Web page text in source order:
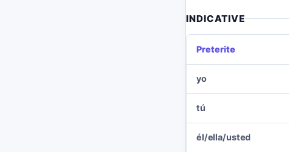
INDICATIVE
Preterite
yo
tú
él/ella/usted